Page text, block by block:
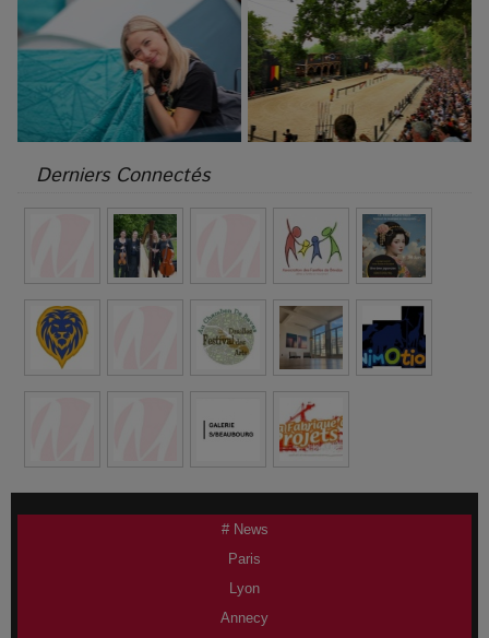
Derniers Connectés
# News
Paris
Lyon
Annecy